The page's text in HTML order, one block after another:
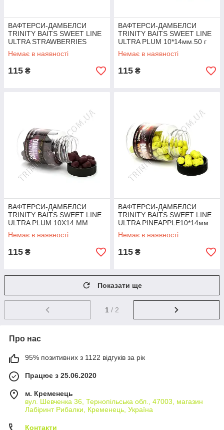
ВАФТЕРСИ-ДАМБЕЛСИ
TRINITY BAITS SWEET LINE
ULTRA STRAWBERRIES
10*14мм 50 г
Немає в наявності
115 ₴
ВАФТЕРСИ-ДАМБЕЛСИ
TRINITY BAITS SWEET LINE
ULTRA PLUM 10*14мм.50 г
Немає в наявності
115 ₴
ВАФТЕРСИ-ДАМБЕЛСИ
TRINITY BAITS SWEET LINE
ULTRA PLUM 10Х14 ММ
Немає в наявності
115 ₴
ВАФТЕРСИ-ДАМБЕЛСИ
TRINITY BAITS SWEET LINE
ULTRA PINEAPPLE10*14мм
40 г
Немає в наявності
115 ₴
Показати ще
1 / 2
Про нас
95% позитивних з 1122 відгуків за рік
Працює з 25.06.2020
м. Кременець
вул. Шевченка 36, Тернопільська обл., 47003, магазин
Лабіринт Рибалки, Кременець, Україна
Контакти